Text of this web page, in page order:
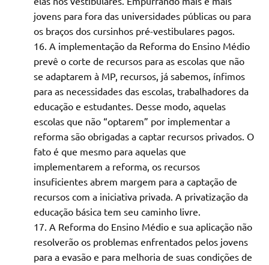
jovens para fora das universidades públicas ou para
os braços dos cursinhos pré-vestibulares pagos.
A implementação da Reforma do Ensino Médio
prevê o corte de recursos para as escolas que não
se adaptarem à MP, recursos, já sabemos, ínfimos
para as necessidades das escolas, trabalhadores da
educação e estudantes. Desse modo, aquelas
escolas que não “optarem” por implementar a
reforma são obrigadas a captar recursos privados. O
fato é que mesmo para aquelas que
implementarem a reforma, os recursos
insuficientes abrem margem para a captação de
recursos com a iniciativa privada. A privatização da
educação básica tem seu caminho livre.
A Reforma do Ensino Médio e sua aplicação não
resolverão os problemas enfrentados pelos jovens
para a evasão e para melhoria de suas condições de